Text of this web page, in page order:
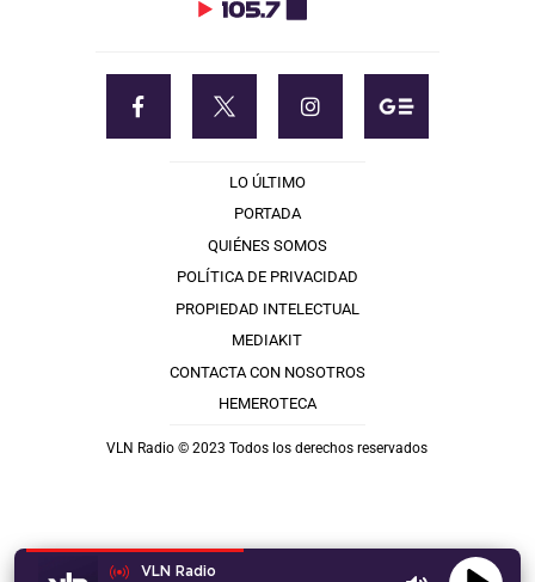
VLN Radio
LO ÚLTIMO
PORTADA
QUIÉNES SOMOS
POLÍTICA DE PRIVACIDAD
PROPIEDAD INTELECTUAL
MEDIAKIT
CONTACTA CON NOSOTROS
HEMEROTECA
VLN Radio © 2023 Todos los derechos reservados